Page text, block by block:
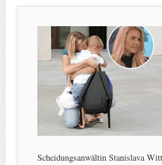
Scheidungsanwältin Stanislava